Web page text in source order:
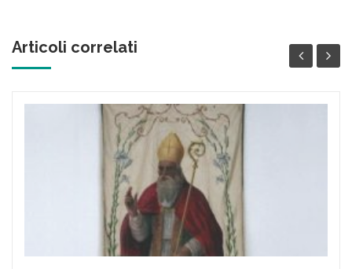
Articoli correlati